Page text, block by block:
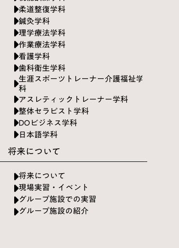
柔道整復学科
鍼灸学科
理学療法学科
作業療法学科
看護学科
歯科衛生学科
生涯スポーツトレーナー介護福祉学
科
アスレティックトレーナー学科
整体セラピスト学科
DOビジネス学科
日本語学科
将来について
将来について
現場実習・イベント
グループ施設での実習
グループ施設の紹介